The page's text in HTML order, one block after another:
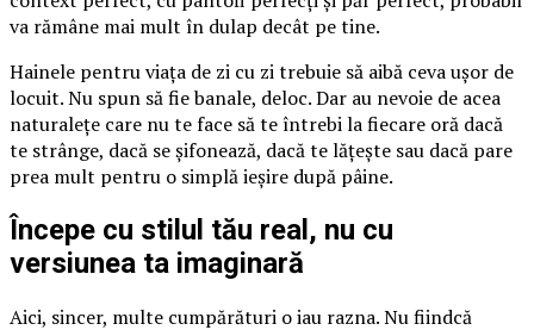
va rămâne mai mult în dulap decât pe tine.
Hainele pentru viața de zi cu zi trebuie să aibă ceva ușor de
locuit. Nu spun să fie banale, deloc. Dar au nevoie de acea
naturalețe care nu te face să te întrebi la fiecare oră dacă
te strânge, dacă se șifonează, dacă te lățește sau dacă pare
prea mult pentru o simplă ieșire după pâine.
Începe cu stilul tău real, nu cu
versiunea ta imaginară
Aici, sincer, multe cumpărături o iau razna. Nu fiindcă